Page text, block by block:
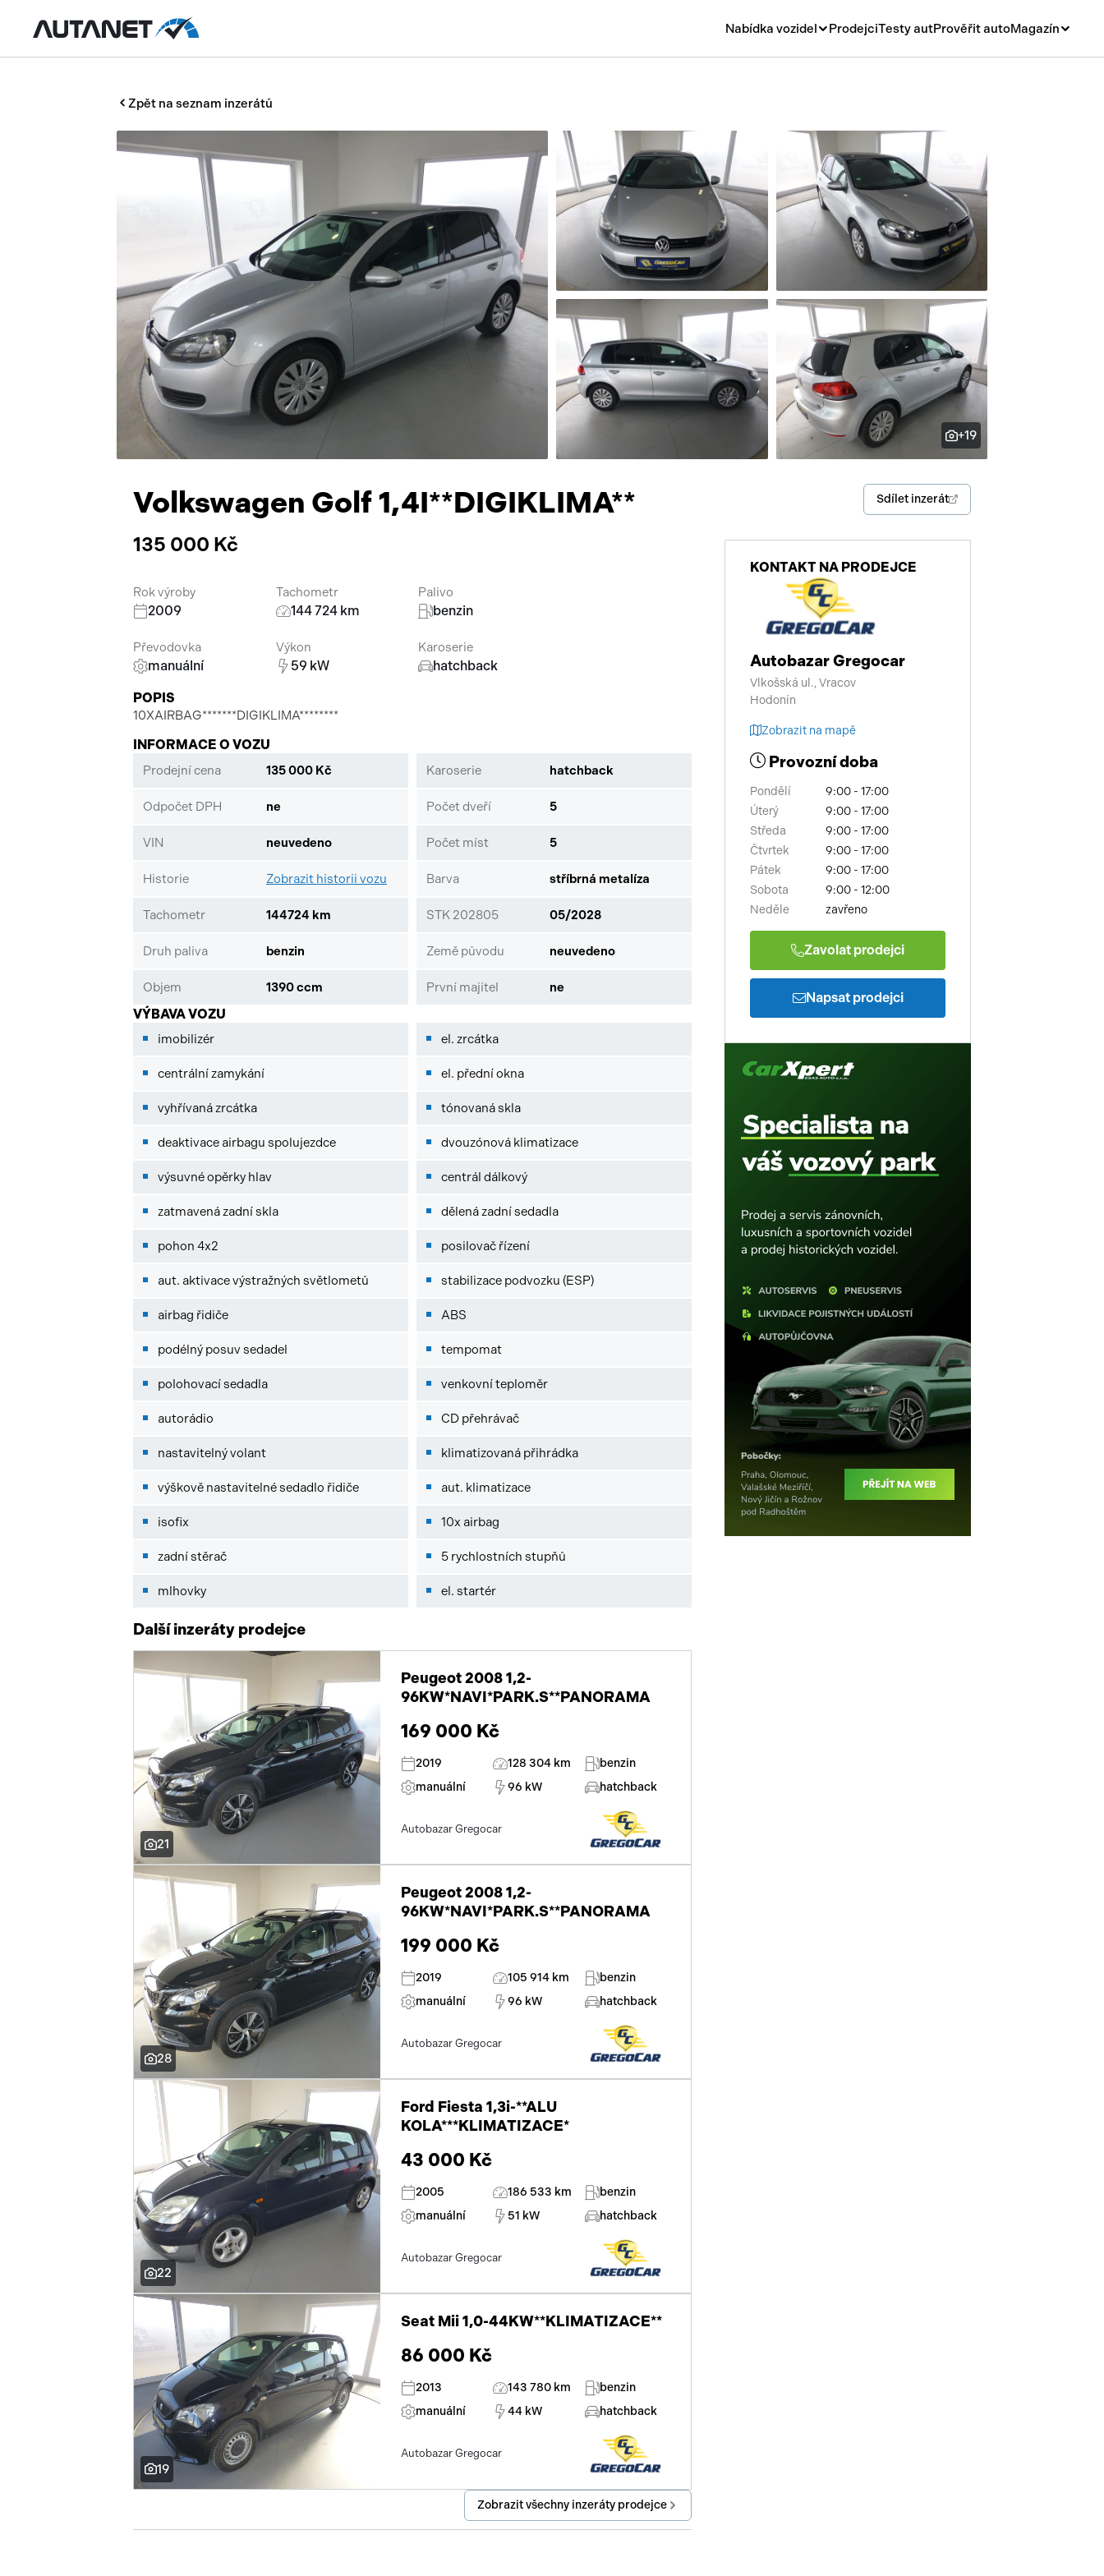
Nabídka vozidel
Nákladní
Obytná
Motorky
Přívěsy a návěsy
Autobusy
Pracovní stroje
Náhradní díly
Příslušenství
ProdejciTesty autPrověřit autoMagazín
Auto a život
Videa
Zpět na seznam inzerátů
+19
Volkswagen Golf 1,4I**DIGIKLIMA**
135 000 Kč
Rok výroby
2009
Tachometr
144 724 km
Palivo
benzin
Převodovka
manuální
Výkon
59 kW
Karoserie
hatchback
POPIS
10XAIRBAG*******DIGIKLIMA********
INFORMACE O VOZU
Prodejní cena 135 000 Kč
Odpočet DPH ne
VIN neuvedeno
Historie Zobrazit historii vozu
Tachometr 144724 km
Druh paliva benzin
Objem 1390 ccm
Karoserie hatchback
Počet dveří 5
Počet míst 5
Barva stříbrná metalíza
STK 202805 05/2028
Země původu neuvedeno
První majitel ne
VÝBAVA VOZU
imobilizér
centrální zamykání
vyhřívaná zrcátka
deaktivace airbagu spolujezdce
výsuvné opěrky hlav
zatmavená zadní skla
pohon 4x2
aut. aktivace výstražných světlometů
airbag řidiče
podélný posuv sedadel
polohovací sedadla
autorádio
nastavitelný volant
výškově nastavitelné sedadlo řidiče
isofix
zadní stěrač
mlhovky
el. zrcátka
el. přední okna
tónovaná skla
dvouzónová klimatizace
centrál dálkový
dělená zadní sedadla
posilovač řízení
stabilizace podvozku (ESP)
ABS
tempomat
venkovní teploměr
CD přehrávač
klimatizovaná přihrádka
aut. klimatizace
10x airbag
5 rychlostních stupňů
el. startér
Další inzeráty prodejce
21
Peugeot 2008 1,2-
96KW*NAVI*PARK.S**PANORAMA
169 000 Kč
2019 128 304 km
benzin
manuální
96 kW hatchback
Autobazar Gregocar
28
Peugeot 2008 1,2-
96KW*NAVI*PARK.S**PANORAMA
199 000 Kč
2019 105 914 km
benzin
manuální
96 kW hatchback
Autobazar Gregocar
22
Ford Fiesta 1,3i-**ALU
KOLA***KLIMATIZACE*
43 000 Kč
2005 186 533 km
benzin
manuální
51 kW hatchback
Autobazar Gregocar
19
Seat Mii 1,0-44KW**KLIMATIZACE**
86 000 Kč
2013 143 780 km
benzin
manuální
44 kW hatchback
Autobazar Gregocar
Zobrazit všechny inzeráty prodejce
Sdílet inzerát
KONTAKT NA PRODEJCE
Autobazar Gregocar
Vlkošská ul., Vracov
Hodonín
Zobrazit na mapě
Provozní doba
Pondělí
9:00 - 17:00
Úterý
9:00 - 17:00
Středa
9:00 - 17:00
Čtvrtek
9:00 - 17:00
Pátek
9:00 - 17:00
Sobota
9:00 - 12:00
Neděle
zavřeno
Zavolat prodejci
Napsat prodejci